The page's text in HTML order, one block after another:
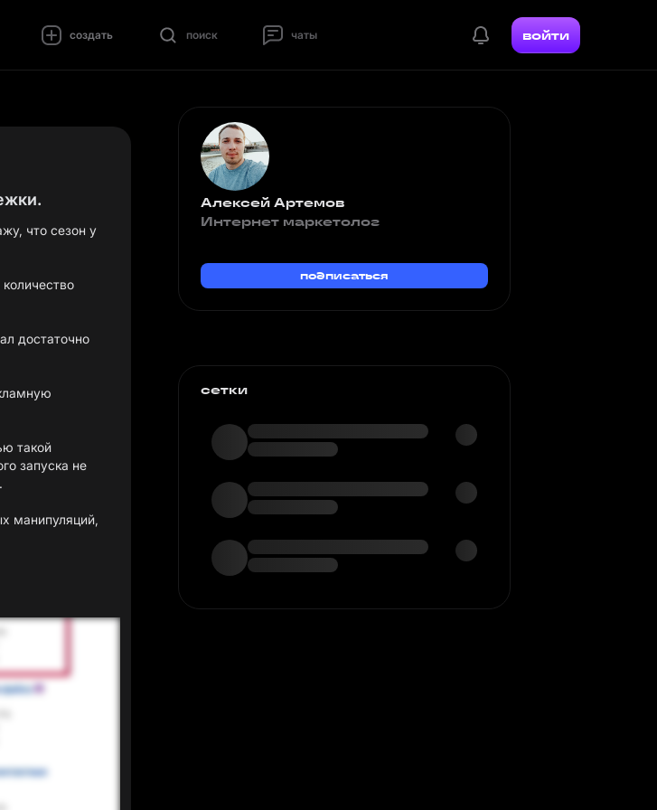
создать поиск чаты войти
что сезон у
достаточно
такой
запуска не
манипуляций,
Алексей Артемов
Интернет маркетолог
подписаться
сетки